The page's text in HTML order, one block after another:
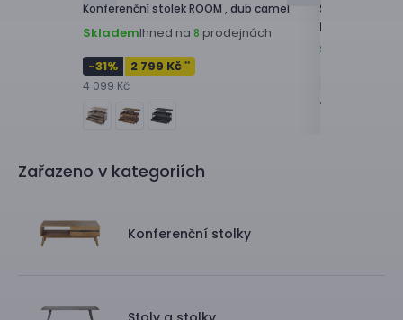
Konferenční stolekROOM , dub camel
SklademIhned na 8 prodejnách
-31% 2 799 Kč **
4 099 Kč
Sada
přírodní/černá,
Skladem
4 499 Kč
Zařazeno v kategoriích
Konferenční stolky